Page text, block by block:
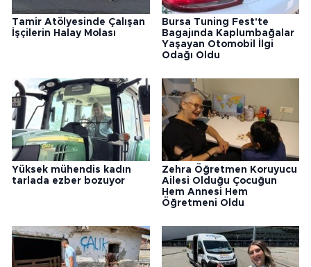
Tamir Atölyesinde Çalışan
İşçilerin Halay Molası
Bursa Tuning Fest'te
Bagajında Kaplumbağalar
Yaşayan Otomobil İlgi
Odağı Oldu
Yüksek mühendis kadın
tarlada ezber bozuyor
Zehra Öğretmen Koruyucu
Ailesi Olduğu Çocuğun
Hem Annesi Hem
Öğretmeni Oldu